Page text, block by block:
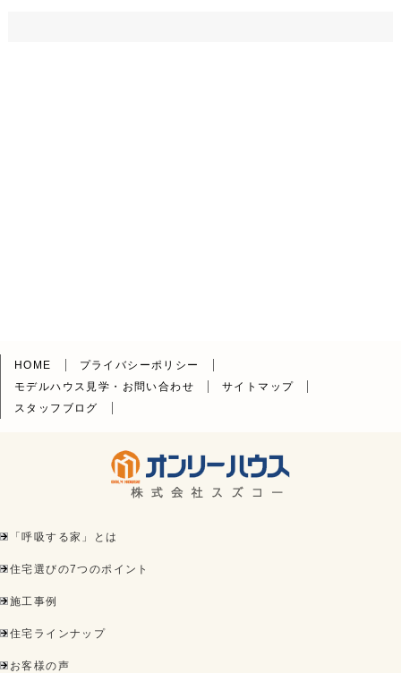
HOME
プライバシーポリシー
モデルハウス見学・お問い合わせ
サイトマップ
スタッフブログ
「呼吸する家」とは
住宅選びの7つのポイント
施工事例
住宅ラインナップ
お客様の声